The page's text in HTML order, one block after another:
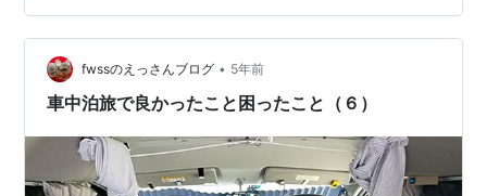
使えています。 荷台を設置しレンジとポータブル電源を
置いているところ 次の写…
fwssのえっさんブログ • 5年前
車中泊旅で良かったこと困ったこと（６）